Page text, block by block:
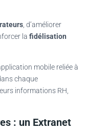
, d’améliorer
la fidélisation
mobile reliée à
chaque
informations RH,
: un Extranet